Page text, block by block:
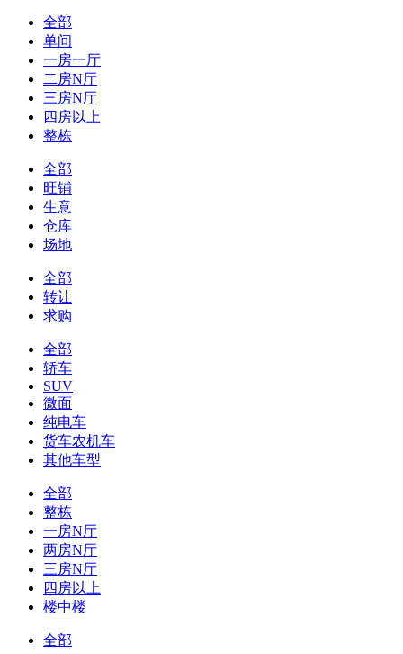
全部
单间
一房一厅
二房N厅
三房N厅
四房以上
整栋
全部
旺铺
生意
仓库
场地
全部
转让
求购
全部
轿车
SUV
微面
纯电车
货车农机车
其他车型
全部
整栋
一房N厅
两房N厅
三房N厅
四房以上
楼中楼
全部